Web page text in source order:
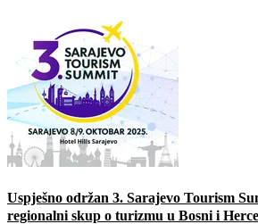
Uspješno održan 3. Sarajevo Tourism
regionalni skup o turizmu u Bosni i